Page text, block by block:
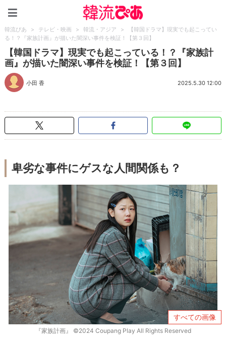
韓流ぴあ > テレビ・映画 > 韓流・アジア >
【韓国ドラマ】現実でも起こってい
る！？『家族計画』が描いた闇深い事件を検証！【第３回】
【韓国ドラマ】現実でも起こっている！？『家族計
画』が描いた闇深い事件を検証！【第３回】
小田 香 2025.5.30 12:00
卑劣な事件にゲスな人間関係も？
すべての画像
『家族計画』 ©2024 Coupang Play All Rights Reserved